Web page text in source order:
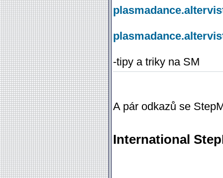
-tipy a triky na SM
A pár odkazů se
International